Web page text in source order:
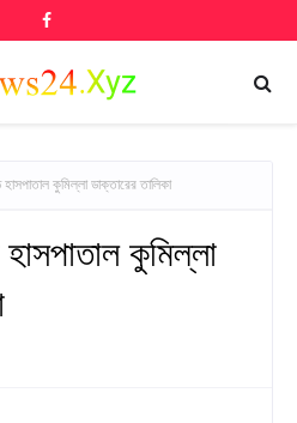
কুমিল্লা ডাক্তারের তালিকা
কুমিল্লা